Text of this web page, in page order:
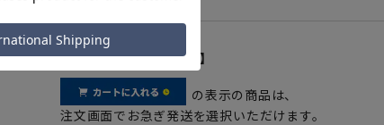
【 アイコンについて】
の表示の商品は、
注文画面でお急ぎ発送を選択いただけます。